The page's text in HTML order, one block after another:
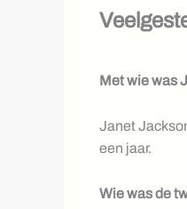
Met wie was
Janet
een jaar.
Wie was de